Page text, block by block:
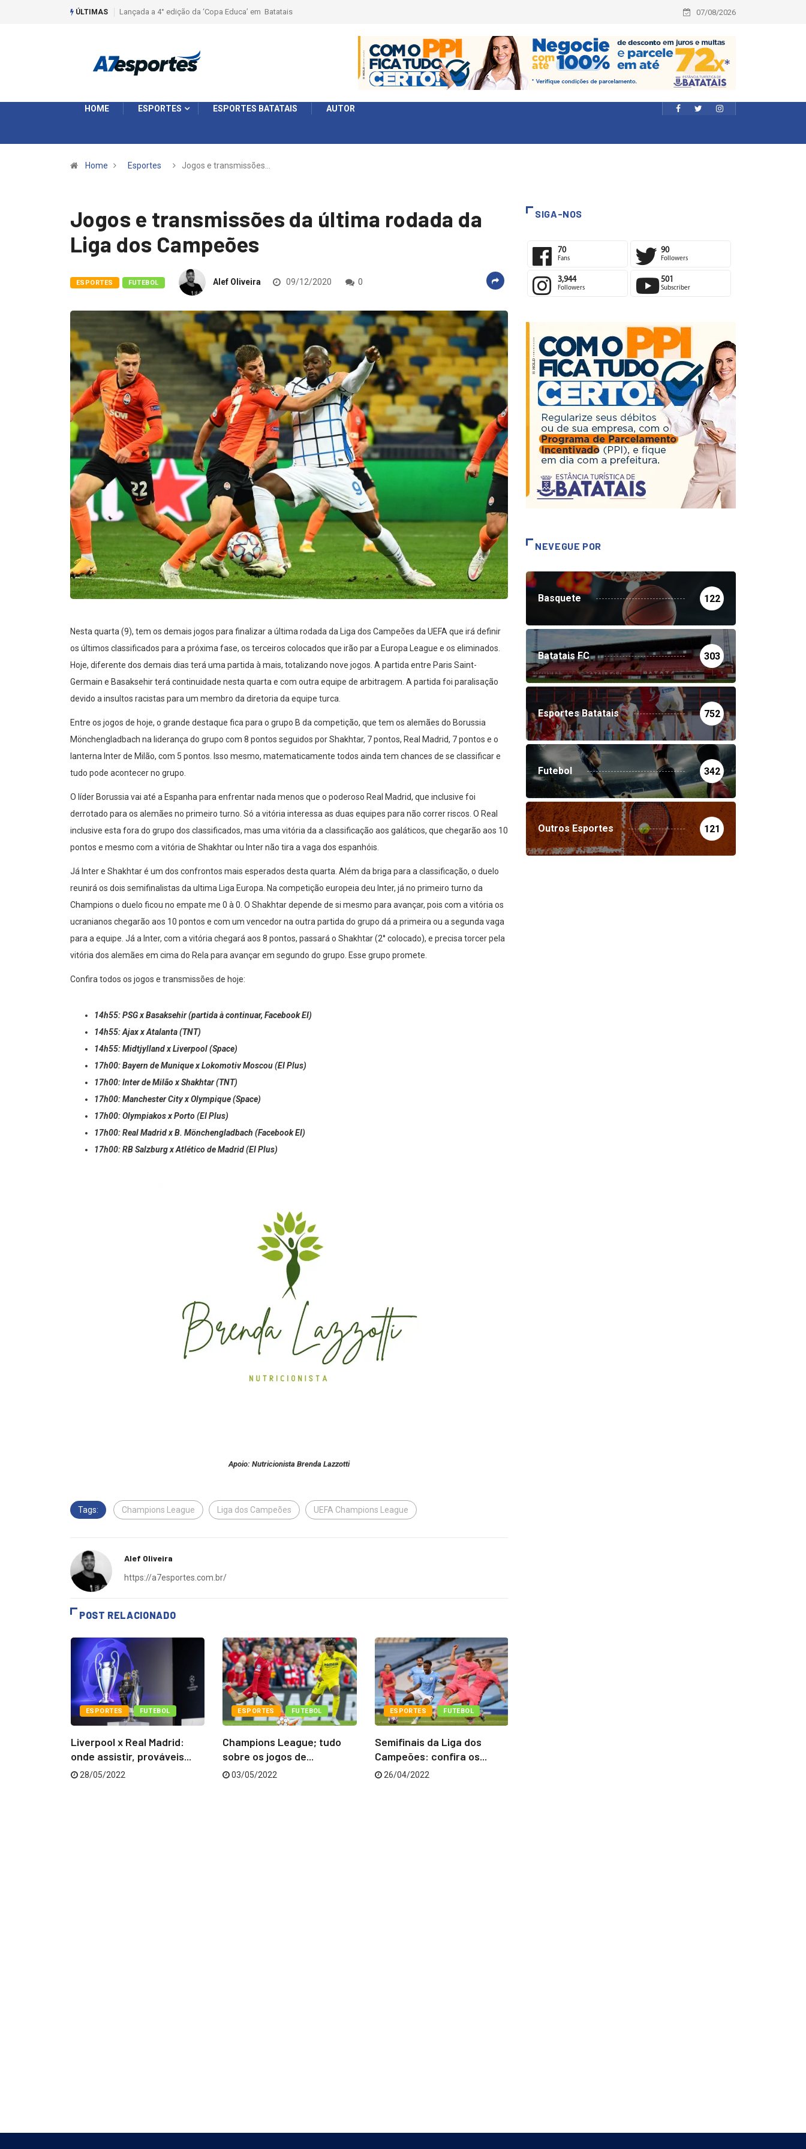
ÚLTIMAS Liga 2026: Equipes rompem com a LABE na Série Ouro e entidade define a 2° fase, times e formato 07/08/2026
HOME ESPORTES ESPORTES BATATAIS AUTOR
Home Esportes Jogos e transmissões…
Jogos e transmissões da última rodada da
Liga dos Campeões
ESPORTES FUTEBOL Alef Oliveira 09/12/2020 0
Nesta quarta (9), tem os demais jogos para finalizar a última rodada da Liga dos Campeões da UEFA que irá definir
os últimos classificados para a próxima fase, os terceiros colocados que irão par a Europa League e os eliminados.
Hoje, diferente dos demais dias terá uma partida à mais, totalizando nove jogos. A partida entre Paris Saint-
Germain e Basaksehir terá continuidade nesta quarta e com outra equipe de arbitragem. A partida foi paralisação
devido a insultos racistas para um membro da diretoria da equipe turca.
Entre os jogos de hoje, o grande destaque fica para o grupo B da competição, que tem os alemães do Borussia
Mönchengladbach na liderança do grupo com 8 pontos seguidos por Shakhtar, 7 pontos, Real Madrid, 7 pontos e o
lanterna Inter de Milão, com 5 pontos. Isso mesmo, matematicamente todos ainda tem chances de se classificar e
tudo pode acontecer no grupo.
O líder Borussia vai até a Espanha para enfrentar nada menos que o poderoso Real Madrid, que inclusive foi
derrotado para os alemães no primeiro turno. Só a vitória interessa as duas equipes para não correr riscos. O Real
inclusive esta fora do grupo dos classificados, mas uma vitória da a classificação aos galáticos, que chegarão aos 10
pontos e mesmo com a vitória de Shakhtar ou Inter não tira a vaga dos espanhóis.
Já Inter e Shakhtar é um dos confrontos mais esperados desta quarta. Além da briga para a classificação, o duelo
reunirá os dois semifinalistas da ultima Liga Europa. Na competição europeia deu Inter, já no primeiro turno da
Champions o duelo ficou no empate me 0 à 0. O Shakhtar depende de si mesmo para avançar, pois com a vitória os
ucranianos chegarão aos 10 pontos e com um vencedor na outra partida do grupo dá a primeira ou a segunda vaga
para a equipe. Já a Inter, com a vitória chegará aos 8 pontos, passará o Shakhtar (2° colocado), e precisa torcer pela
vitória dos alemães em cima do Rela para avançar em segundo do grupo. Esse grupo promete.
Confira todos os jogos e transmissões de hoje:
14h55: PSG x Basaksehir (partida à continuar, Facebook EI)⁣
14h55: Ajax x Atalanta (TNT)⁣
14h55: Midtjylland x Liverpool (Space)⁣
17h00: Bayern de Munique x Lokomotiv Moscou ⁣(EI Plus)
17h00: Inter de Milão x Shakhtar (TNT)⁣
17h00: Manchester City x Olympique (Space) ⁣
17h00: Olympiakos x Porto⁣ (EI Plus)
17h00: Real Madrid x B. Mönchengladbach (Facebook EI)⁣
17h00: RB Salzburg x Atlético de Madrid (EI Plus)
Apoio: Nutricionista Brenda Lazzotti
Tags: Champions League Liga dos Campeões UEFA Champions League
Alef Oliveira
https://a7esportes.com.br/
POST RELACIONADO
ESPORTES FUTEBOL
Liverpool x Real Madrid:
onde assistir, prováveis...
28/05/2022
ESPORTES FUTEBOL
Champions League; tudo
sobre os jogos de...
03/05/2022
ESPORTES FUTEBOL
Semifinais da Liga dos
Campeões: confira os...
26/04/2022
SIGA-NOS
70
Fans
90
Followers
3,944
Followers
501
Subscriber
NEVEGUE POR
Basquete 122
Batatais FC 303
Esportes Batatais 752
Futebol 342
Outros Esportes 121